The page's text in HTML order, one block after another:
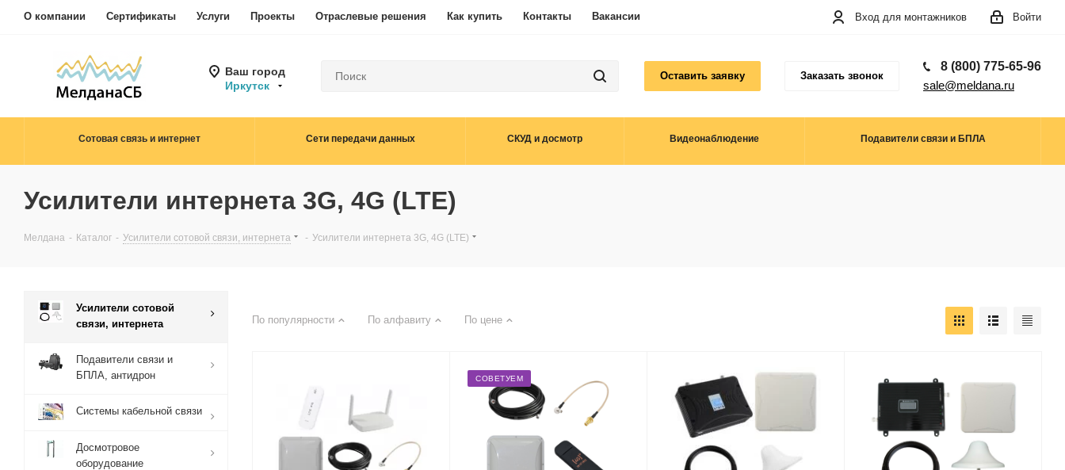
О компании Сертификаты Услуги Проекты Отраслевые решения Как купить Контакты Вакансии Войти
Вход для монтажников
Ваш город
Иркутск
Оставить заявку Заказать звонок
8 (800) 775-65-96
sale@meldana.ru
Сотовая связь и интернет Сети передачи данных СКУД и досмотр Видеонаблюдение Подавители связи и БПЛА
Усилители интернета 3G, 4G (LTE)
Мелдана - Каталог - Усилители сотовой связи, интернета - Усилители интернета 3G, 4G (LTE)
По популярности По алфавиту По цене
СОВЕТУЕМ
Усилители сотовой
связи, интернета
Подавители связи и
БПЛА, антидрон
Системы кабельной связи
Досмотровое
оборудование